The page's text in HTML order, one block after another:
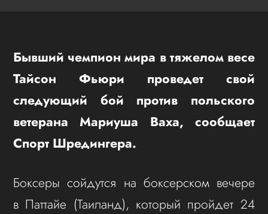
Бывший чемпион мира в тяжелом весе
Тайсон Фьюри проведет свой
следующий бой против польского
ветерана Мариуша Ваха, сообщает
Спорт Шредингера.
Боксеры сойдутся на боксерском вечере
в Паттайе (Таиланд), который пройдет 24